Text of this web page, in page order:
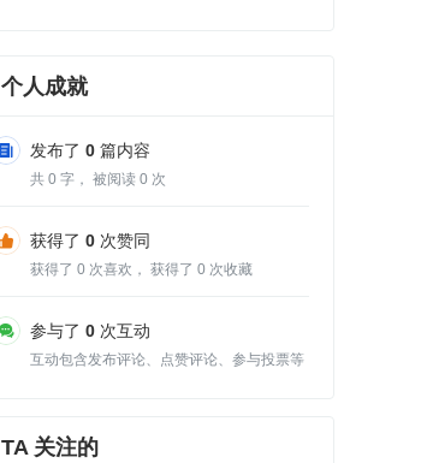
个人成就
发布了 0 篇内容
共 0 字， 被阅读 0 次
获得了 0 次赞同
获得了 0 次喜欢， 获得了 0 次收藏
参与了 0 次互动
互动包含发布评论、点赞评论、参与投票等
TA 关注的